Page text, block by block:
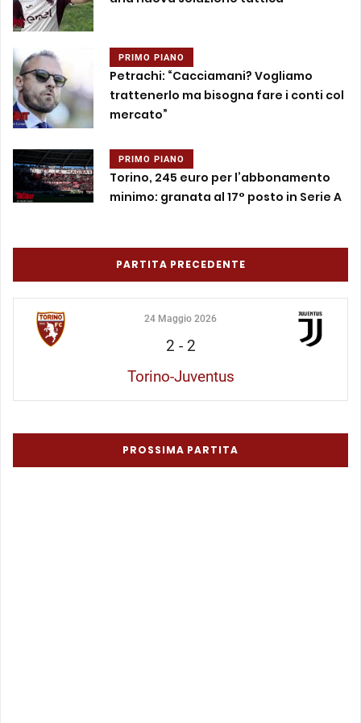
PRIMO PIANO
Petrachi: “Cacciamani? Vogliamo
trattenerlo ma bisogna fare i conti col
mercato”
PRIMO PIANO
Torino, 245 euro per l’abbonamento
minimo: granata al 17° posto in Serie A
PARTITA PRECEDENTE
24 Maggio 2026
2 - 2
Torino-Juventus
PROSSIMA PARTITA